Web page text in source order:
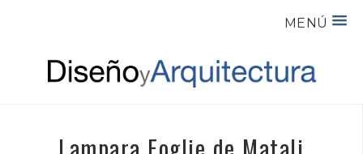
MENÚ
Lampara Foglie de Matali